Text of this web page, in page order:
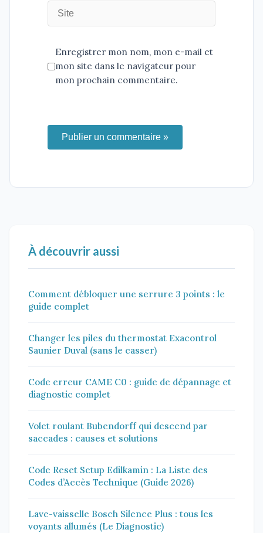
Enregistrer mon nom, mon e-mail et
mon site dans le navigateur pour
mon prochain commentaire.
Publier un commentaire »
À découvrir aussi
Comment débloquer une serrure 3 points : le
guide complet
Changer les piles du thermostat Exacontrol
Saunier Duval (sans le casser)
Code erreur CAME C0 : guide de dépannage et
diagnostic complet
Volet roulant Bubendorff qui descend par
saccades : causes et solutions
Code Reset Setup Edilkamin : La Liste des
Codes d’Accès Technique (Guide 2026)
Lave-vaisselle Bosch Silence Plus : tous les
voyants allumés (Le Diagnostic)